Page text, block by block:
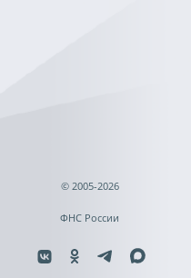
© 2005-2026
ФНС России